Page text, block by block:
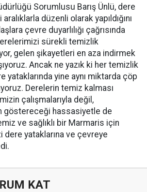
Sorumlusu Barış Ünlü, dere
düzenli olarak yapıldığını
çevre duyarlılığı çağrısında
sürekli temizlik
gelen şikayetleri en aza indirmek
Ancak ne yazık ki her temizlik
yataklarında yine aynı miktarda çöp
Derelerin temiz kalması
çalışmalarıyla değil,
göstereceği hassasiyetle de
ve sağlıklı bir Marmaris için
dere yataklarına ve çevreye
KAT